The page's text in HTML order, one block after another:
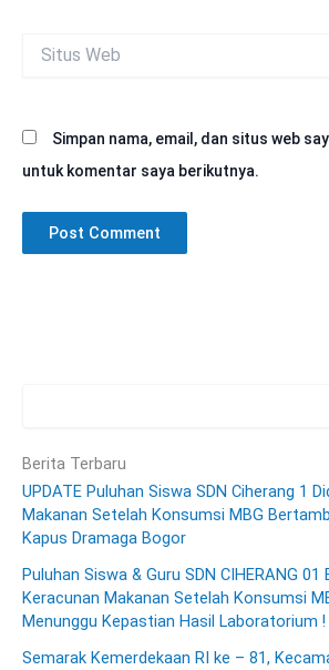
Web
Simpan nama, email, dan situs web
untuk komentar saya berikutnya.
Berita Terbaru
UPDATE Puluhan Siswa SDN Ciherang 1
Makanan Setelah Konsumsi MBG
Kapus Dramaga Bogor
Puluhan Siswa & Guru SDN CIHERANG 01
Keracunan Makanan Setelah Konsumsi
Menunggu Kepastian Hasil Laboratorium !
Semarak Kemerdekaan RI ke – 81,